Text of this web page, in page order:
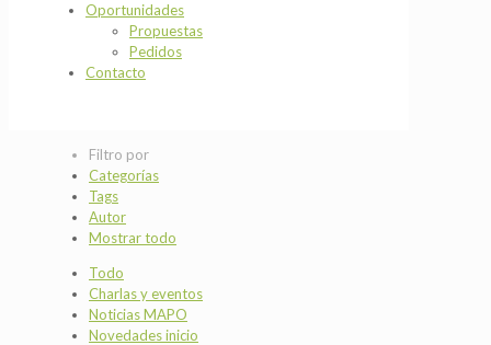
Oportunidades
Propuestas
Pedidos
Contacto
Filtro por
Categorías
Tags
Autor
Mostrar todo
Todo
Charlas y eventos
Noticias MAPO
Novedades inicio